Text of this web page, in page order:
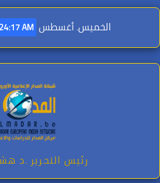
Skip
content
الخميس. أغسطس 6th, 2026 AM
رئيس التحرير .د